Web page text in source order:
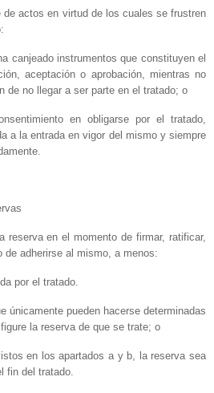
de actos en virtud de los cuales se frustren
canjeado instrumentos que constituyen el
aceptación o aprobación, mientras no
de no llegar a ser parte en el tratado; o
en obligarse por el tratado,
a la entrada en vigor del mismo y siempre
reserva en el momento de firmar, ratificar,
de adherirse al mismo, a menos:
por el tratado.
únicamente pueden hacerse determinadas
la reserva de que se trate; o
en los apartados a y b, la reserva sea
fin del tratado.